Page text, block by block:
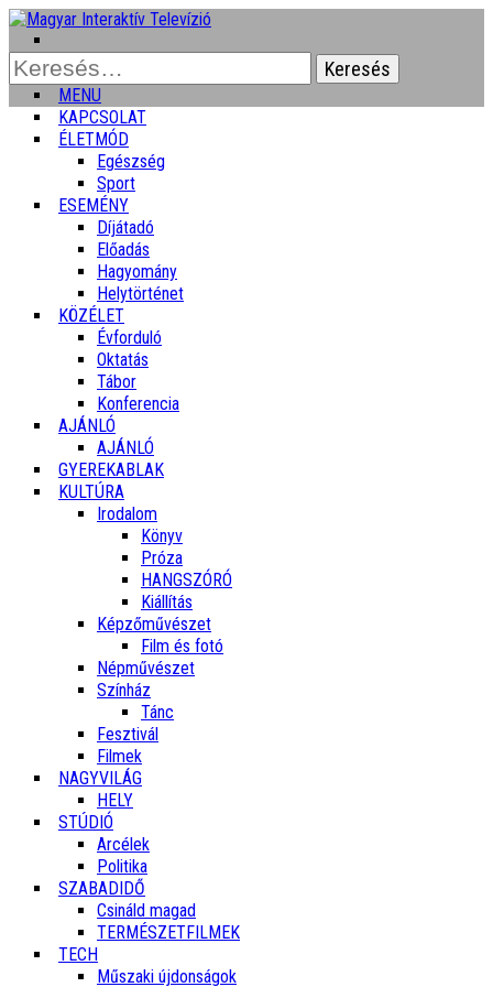
Keresés:
MENU
KAPCSOLAT
ÉLETMÓD
Egészség
Sport
ESEMÉNY
Díjátadó
Előadás
Hagyomány
Helytörténet
KÖZÉLET
Évforduló
Oktatás
Tábor
Konferencia
AJÁNLÓ
AJÁNLÓ
GYEREKABLAK
KULTÚRA
Irodalom
Könyv
Próza
HANGSZÓRÓ
Kiállítás
Képzőművészet
Film és fotó
Népművészet
Színház
Tánc
Fesztivál
Filmek
NAGYVILÁG
HELY
STÚDIÓ
Arcélek
Politika
SZABADIDŐ
Csináld magad
TERMÉSZETFILMEK
TECH
Műszaki újdonságok